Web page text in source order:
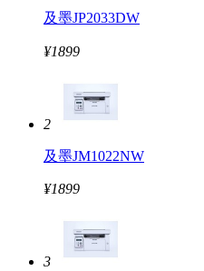
及墨JP2033DW
¥1899
2
及墨JM1022NW
¥1899
3